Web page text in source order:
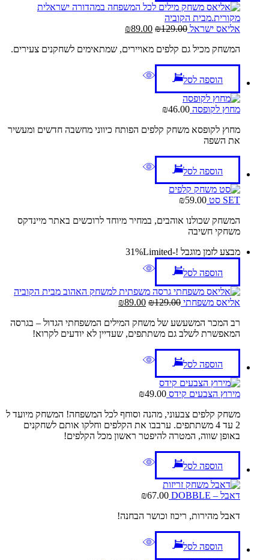
אליאס ישראל ₪129.00
המחיר
היה:
₪89.00
הוא:
המשחק מכיל גם קלפים מאויירים, שמתאימים לשחקנים צעירים.
הוספה לסל
מחוץ לקופסה ₪46.00
מחוץ לקופסא משחק קלפים הפותח כיווני מחשבה חדשים ומעשיר
את השפה
הוספה לסל
SET סט ₪59.00
המשחק שכולנו אוהבים, במחיר מיוחד לרוכשים באתר מיינדקס
משחקי חשיבה
מבצע לזמן מוגבל !-31%
Limited
הוספה לסל
אליאס משפחתי ₪129.00
המחיר
היה:
₪129.00.
₪89.00
הוא:
₪89.00.
רב המכר המשעשע של משחק המילים המשפחתי הגדול – בגרסה
המאפשרת לשלב גם משתתפים, שעדיין לא יודעים לקרוא!
הוספה לסל
מירוץ הצבעים קידס ₪49.00
משחק קלפים צבעוני, מהנה וסוחף לכל המשפחה! המשחק מיועד ל
2 עד 4 משתתפים. ערבבו את הקלפים וחלקו אותם לשחקנים
באופן שווה, המטרה להיפטר ראשון מכל הקלפים!
הוספה לסל
דאבל – DOBBLE ₪67.00
דאבל מהירות, ריכוז וכושר הבחנה!
הוספה לסל